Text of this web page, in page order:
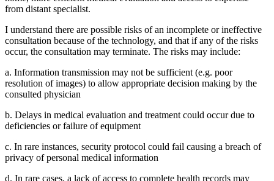
from distant specialist.
I understand there are possible risks of an incomplete or ineffective
consultation because of the technology, and that if any of the risks
occur, the consultation may terminate. The risks may include:
a. Information transmission may not be sufficient (e.g. poor
resolution of images) to allow appropriate decision making by the
consulted physician
b. Delays in medical evaluation and treatment could occur due to
deficiencies or failure of equipment
c. In rare instances, security protocol could fail causing a breach of
privacy of personal medical information
d. In rare cases, a lack of access to complete health records may